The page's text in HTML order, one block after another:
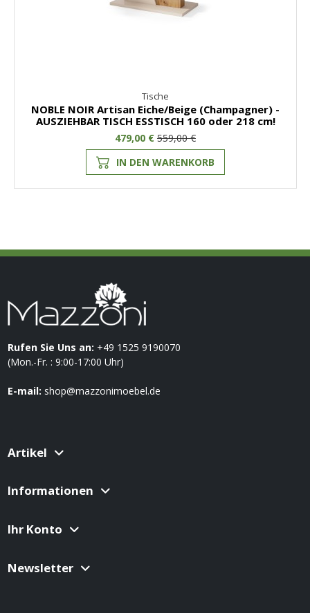
Tische
NOBLE NOIR Artisan Eiche/Beige (Champagner) -
AUSZIEHBAR TISCH ESSTISCH 160 oder 218 cm!
479,00 € 559,00 €
IN DEN WARENKORB
Rufen Sie Uns an: +49 1525 9190070
(Mon.-Fr. : 9:00-17:00 Uhr)
E-mail: shop@mazzonimoebel.de
Artikel
Informationen
Ihr Konto
Newsletter